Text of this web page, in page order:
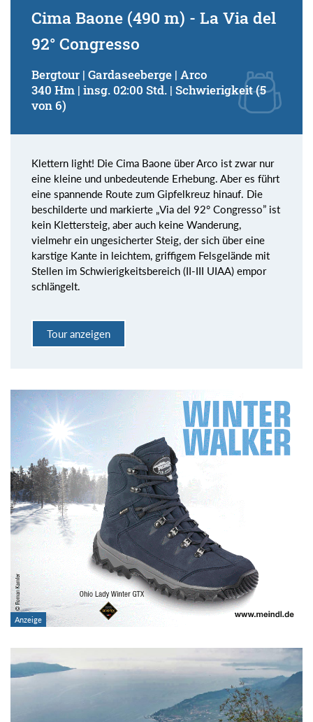
Cima Baone (490 m) - La Via del
92° Congresso
Bergtour | Gardaseeberge | Arco
340 Hm | insg. 02:00 Std. | Schwierigkeit (5
von 6)
Klettern light! Die Cima Baone über Arco ist zwar nur
eine kleine und unbedeutende Erhebung. Aber es führt
eine spannende Route zum Gipfelkreuz hinauf. Die
beschilderte und markierte „Via del 92° Congresso” ist
kein Klettersteig, aber auch keine Wanderung,
vielmehr ein ungesicherter Steig, der sich über eine
karstige Kante in leichtem, griffigem Felsgelände mit
Stellen im Schwierigkeitsbereich (II-III UIAA) empor
schlängelt.
Tour anzeigen